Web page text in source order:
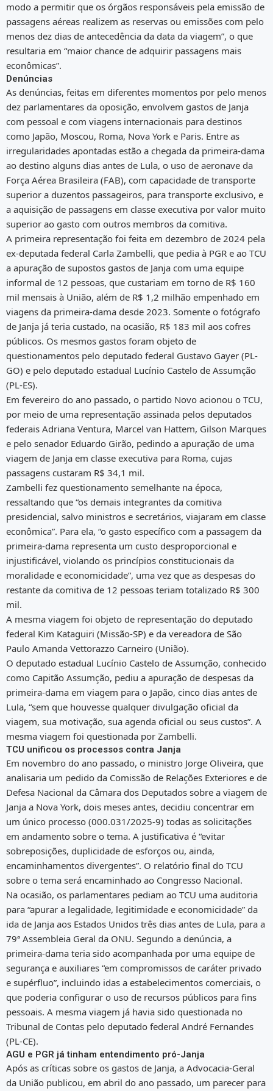
modo a permitir que os órgãos responsáveis pela emissão de
passagens aéreas realizem as reservas ou emissões com pelo
menos dez dias de antecedência da data da viagem”, o que
resultaria em “maior chance de adquirir passagens mais
econômicas”.
Denúncias
As denúncias, feitas em diferentes momentos por pelo menos
dez parlamentares da oposição, envolvem gastos de Janja
com pessoal e com viagens internacionais para destinos
como Japão, Moscou, Roma, Nova York e Paris. Entre as
irregularidades apontadas estão a chegada da primeira-dama
ao destino alguns dias antes de Lula, o uso de aeronave da
Força Aérea Brasileira (FAB), com capacidade de transporte
superior a duzentos passageiros, para transporte exclusivo, e
a aquisição de passagens em classe executiva por valor muito
superior ao gasto com outros membros da comitiva.
A primeira representação foi feita em dezembro de 2024 pela
ex-deputada federal Carla Zambelli, que pedia à PGR e ao TCU
a apuração de supostos gastos de Janja com uma equipe
informal de 12 pessoas, que custariam em torno de R$ 160
mil mensais à União, além de R$ 1,2 milhão empenhado em
viagens da primeira-dama desde 2023. Somente o fotógrafo
de Janja já teria custado, na ocasião, R$ 183 mil aos cofres
públicos. Os mesmos gastos foram objeto de
questionamentos pelo deputado federal Gustavo Gayer (PL-
GO) e pelo deputado estadual Lucínio Castelo de Assumção
(PL-ES).
Em fevereiro do ano passado, o partido Novo acionou o TCU,
por meio de uma representação assinada pelos deputados
federais Adriana Ventura, Marcel van Hattem, Gilson Marques
e pelo senador Eduardo Girão, pedindo a apuração de uma
viagem de Janja em classe executiva para Roma, cujas
passagens custaram R$ 34,1 mil.
Zambelli fez questionamento semelhante na época,
ressaltando que “os demais integrantes da comitiva
presidencial, salvo ministros e secretários, viajaram em classe
econômica”. Para ela, “o gasto específico com a passagem da
primeira-dama representa um custo desproporcional e
injustificável, violando os princípios constitucionais da
moralidade e economicidade”, uma vez que as despesas do
restante da comitiva de 12 pessoas teriam totalizado R$ 300
mil.
A mesma viagem foi objeto de representação do deputado
federal Kim Kataguiri (Missão-SP) e da vereadora de São
Paulo Amanda Vettorazzo Carneiro (União).
O deputado estadual Lucínio Castelo de Assumção, conhecido
como Capitão Assumção, pediu a apuração de despesas da
primeira-dama em viagem para o Japão, cinco dias antes de
Lula, “sem que houvesse qualquer divulgação oficial da
viagem, sua motivação, sua agenda oficial ou seus custos”. A
mesma viagem foi questionada por Zambelli.
TCU unificou os processos contra Janja
Em novembro do ano passado, o ministro Jorge Oliveira, que
analisaria um pedido da Comissão de Relações Exteriores e de
Defesa Nacional da Câmara dos Deputados sobre a viagem de
Janja a Nova York, dois meses antes, decidiu concentrar em
um único processo (000.031/2025-9) todas as solicitações
em andamento sobre o tema. A justificativa é “evitar
sobreposições, duplicidade de esforços ou, ainda,
encaminhamentos divergentes”. O relatório final do TCU
sobre o tema será encaminhado ao Congresso Nacional.
Na ocasião, os parlamentares pediam ao TCU uma auditoria
para “apurar a legalidade, legitimidade e economicidade” da
ida de Janja aos Estados Unidos três dias antes de Lula, para a
79ª Assembleia Geral da ONU. Segundo a denúncia, a
primeira-dama teria sido acompanhada por uma equipe de
segurança e auxiliares “em compromissos de caráter privado
e supérfluo”, incluindo idas a estabelecimentos comerciais, o
que poderia configurar o uso de recursos públicos para fins
pessoais. A mesma viagem já havia sido questionada no
Tribunal de Contas pelo deputado federal André Fernandes
(PL-CE).
AGU e PGR já tinham entendimento pró-Janja
Após as críticas sobre os gastos de Janja, a Advocacia-Geral
da União publicou, em abril do ano passado, um parecer para